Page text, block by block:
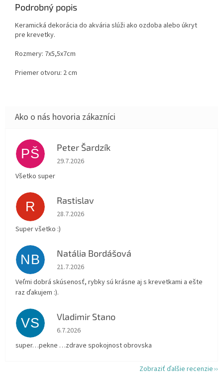
Podrobný popis
Keramická dekorácia do akvária slúži ako ozdoba alebo úkryt
pre krevetky.
Rozmery: 7x5,5x7cm
Priemer otvoru: 2 cm
PŠ Peter Šardzík
Hodnotenie obchodu je 5 z 5 hviezdičiek.
29.7.2026
Všetko super
R Rastislav
Hodnotenie obchodu je 5 z 5 hviezdičiek.
28.7.2026
Super všetko :)
NB Natália Bordášová
Hodnotenie obchodu je 5 z 5 hviezdičiek.
21.7.2026
Veľmi dobrá skúsenosť, rybky sú krásne aj s krevetkami a ešte
raz ďakujem :).
VS Vladimir Stano
Hodnotenie obchodu je 5 z 5 hviezdičiek.
6.7.2026
super…pekne …zdrave spokojnost obrovska
Zobraziť ďalšie recenzie